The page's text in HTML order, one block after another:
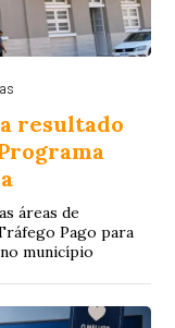
resultado
áreas de
Pago para
município